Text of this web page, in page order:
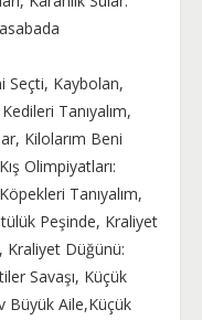
Seçti, Kaybolan,
Tanıyalım,
Kilolarım Beni
Olimpiyatları:
Tanıyalım,
Peşinde, Kraliyet
Kraliyet Düğünü:
Savaşı, Küçük
Büyük Aile,Küçük